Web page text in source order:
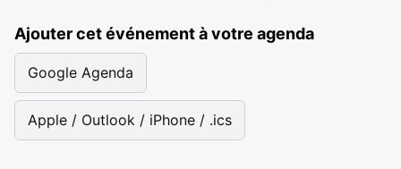
Ajouter cet événement à votre agenda
Google Agenda
Apple / Outlook / iPhone / .ics